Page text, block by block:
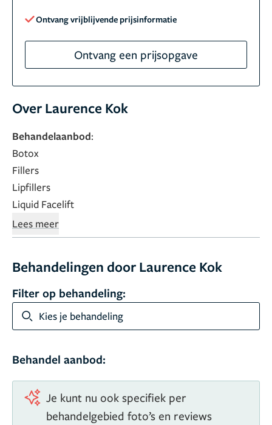
Ontvang vrijblijvende prijsinformatie
Ontvang een prijsopgave
Over Laurence Kok
Behandelaanbod:
Botox
Fillers
Lipfillers
Liquid Facelift
RadiesseOverige behandelingen
Lees meer
Behandelingen door Laurence Kok
Filter op behandeling:
Kies je behandeling
Behandel aanbod:
Je kunt nu ook specifiek per
behandelgebied foto’s en reviews